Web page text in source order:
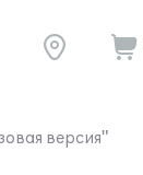
версия"